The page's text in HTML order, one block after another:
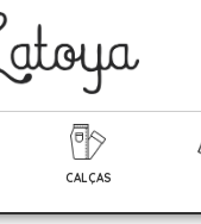
CALÇAS